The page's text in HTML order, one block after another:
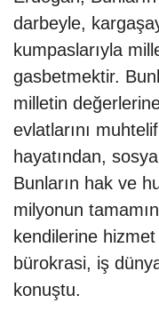
darbeyle,
kumpaslarıyla
gasbetmektir.
milletin
evlatlarını
hayatından,
Bunların hak ve
milyonun
kendilerine
bürokrasi, iş
konuştu.